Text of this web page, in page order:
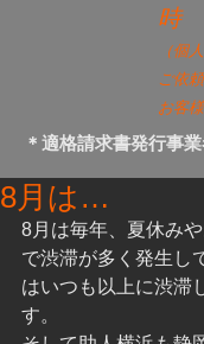
時
（個
ご依
お客様
＊適格請求書発行事
8月は…
8月は毎年、夏休み
で渋滞が多く発生し
はいつも以上に渋滞
す。